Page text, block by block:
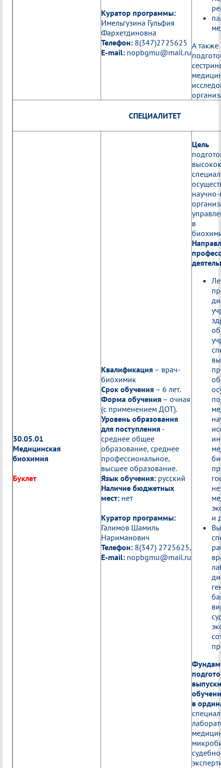
Куратор программы:
Имельгузина Гульфия
Фархетдиновна
Телефон: 8(347)2725625
E-mail: nopbgmu@mail.ru
А также
СПЕЦИАЛИТЕТ
30.05.01
Медицинская
биохимия
Буклет
Квалификация – врач-
биохимик
Срок обучения – 6 лет.
Форма обучения – очная
(с применением ДОТ).
Уровень образования
для поступления -
среднее общее
образование, среднее
профессиональное,
высшее образование.
Язык обучения: русский
Наличие бюджетных
мест: нет
Куратор программы:
Галимов Шамиль
Нариманович
Телефон: 8(347) 2725625,
E-mail: nopbgmu@mail.ru
Цель
научно-
в
и
в